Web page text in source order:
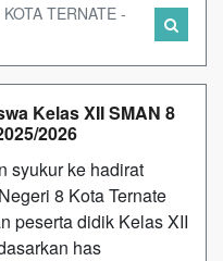
TERNATE -
Kelas XII SMAN 8
2026
syukur ke hadirat
8 Kota Ternate
peserta didik Kelas XII
has